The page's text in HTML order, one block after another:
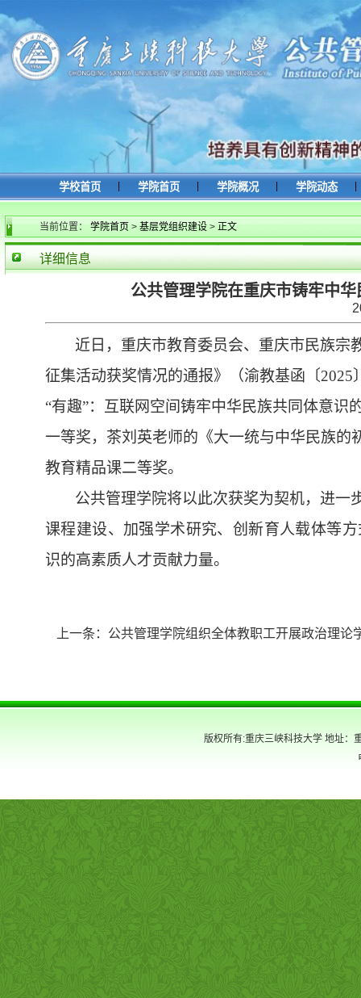
学校首页 学院首页 学院概况 学院动态
当前位置： 学院首页 > 基层党组织建设 > 正文
详细信息
公共管理学院在重庆市铸牢中
近日，重庆市教育委员会、重庆市民族宗
征集活动获奖情况的通报》（渝教基函〔2025
“有趣”：互联网空间铸牢中华民族共同体意识
一等奖，茶刘英老师的《大一统与中华民族
教育精品课二等奖。
公共管理学院将以此次获奖为契机，进一
课程建设、加强学术研究、创新育人载体等
识的高素质人才贡献力量。
上一条： 公共管理学院组织全体教职工开展政治理论
版权所有:重庆三峡科技大学 地址：